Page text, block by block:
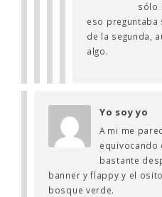
sólo
eso preguntaba
de la segunda,
algo.
Yo soy yo
A mi me
equivocando
bastante
banner y flappy y el
bosque verde.